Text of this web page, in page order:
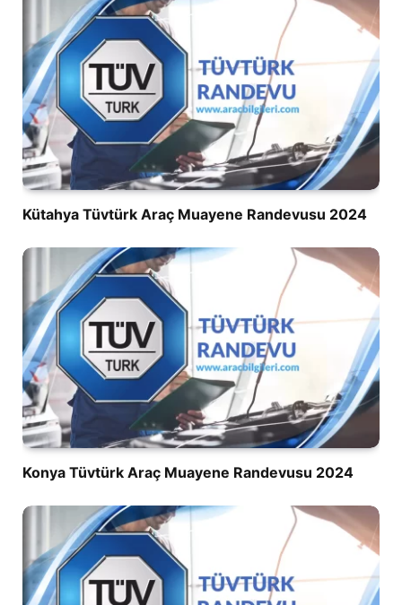
Kütahya Tüvtürk Araç Muayene Randevusu 2024
Konya Tüvtürk Araç Muayene Randevusu 2024